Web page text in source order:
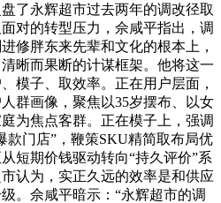
了永辉超市过去两年的调改径取
对的转型压力，佘咸平指出，调
修胖东来先辈和文化的根本上，
晰而果断的计谋框架。他将这一
模子、取效率。正在用户层面，
群画像，聚焦以35岁摆布、以女
为焦点客群。正在模子上，强调
款门店”，鞭策SKU精简取布局优
短期价钱驱动转向“持久评价”系
认为，实正久远的效率是和供应
。佘咸平暗示：“永辉超市的调